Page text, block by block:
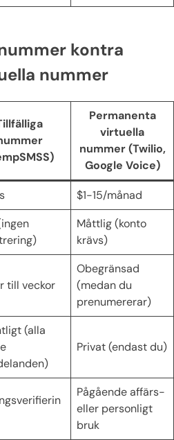
kontra
nummer
Permanenta
virtuella
nummer (Twilio,
Google Voice)
$1-15/månad
Måttlig (konto
krävs)
till veckor
Obegränsad
(medan du
prenumererar)
(alla
Privat (endast du)
Pågående affärs-
eller personligt
bruk